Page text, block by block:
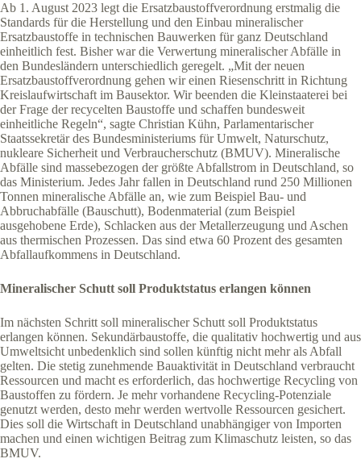
Ab 1. August 2023 legt die Ersatzbaustoffverordnung erstmalig die
Standards für die Herstellung und den Einbau mineralischer
Ersatzbaustoffe in technischen Bauwerken für ganz Deutschland
einheitlich fest. Bisher war die Verwertung mineralischer Abfälle in
den Bundesländern unterschiedlich geregelt. „Mit der neuen
Ersatzbaustoffverordnung gehen wir einen Riesenschritt in Richtung
Kreislaufwirtschaft im Bausektor. Wir beenden die Kleinstaaterei bei
der Frage der recycelten Baustoffe und schaffen bundesweit
einheitliche Regeln“, sagte Christian Kühn, Parlamentarischer
Staatssekretär des Bundesministeriums für Umwelt, Naturschutz,
nukleare Sicherheit und Verbraucherschutz (BMUV). Mineralische
Abfälle sind massebezogen der größte Abfallstrom in Deutschland, so
das Ministerium. Jedes Jahr fallen in Deutschland rund 250 Millionen
Tonnen mineralische Abfälle an, wie zum Beispiel Bau- und
Abbruchabfälle (Bauschutt), Bodenmaterial (zum Beispiel
ausgehobene Erde), Schlacken aus der Metallerzeugung und Aschen
aus thermischen Prozessen. Das sind etwa 60 Prozent des gesamten
Abfallaufkommens in Deutschland.
Mineralischer Schutt soll Produktstatus erlangen können
Im nächsten Schritt soll mineralischer Schutt soll Produktstatus
erlangen können. Sekundärbaustoffe, die qualitativ hochwertig und aus
Umweltsicht unbedenklich sind sollen künftig nicht mehr als Abfall
gelten. Die stetig zunehmende Bauaktivität in Deutschland verbraucht
Ressourcen und macht es erforderlich, das hochwertige Recycling von
Baustoffen zu fördern. Je mehr vorhandene Recycling-Potenziale
genutzt werden, desto mehr werden wertvolle Ressourcen gesichert.
Dies soll die Wirtschaft in Deutschland unabhängiger von Importen
machen und einen wichtigen Beitrag zum Klimaschutz leisten, so das
BMUV.